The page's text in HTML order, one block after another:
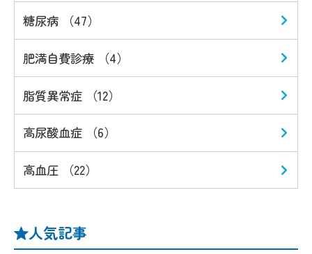
糖尿病 （47）
肥満自費診療 （4）
脂質異常症 （12）
高尿酸血症 （6）
高血圧 （22）
人気記事